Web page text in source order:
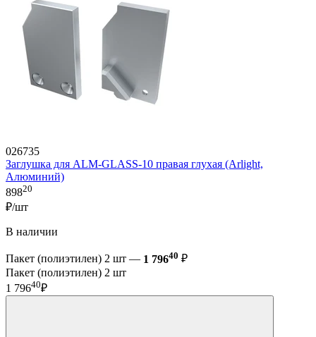
026735
Заглушка для ALM-GLASS-10 правая глухая (Arlight,
Алюминий)
89820
₽/шт
В наличии
Пакет (полиэтилен) 2 шт — 1 79640 ₽
Пакет (полиэтилен) 2 шт
1 79640₽